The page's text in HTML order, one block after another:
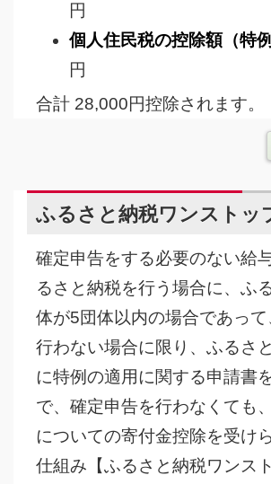
円
個人住民税の控除額（特
円
合計 28,000円控除されます。
ふるさと納税ワンストッ
確定申告をする必要のない給
るさと納税を行う場合に、ふ
体が5団体以内の場合であっ
行わない場合に限り、ふるさ
に特例の適用に関する申請書
で、確定申告を行わなくても
についての寄付金控除を受け
仕組み【ふるさと納税ワンス